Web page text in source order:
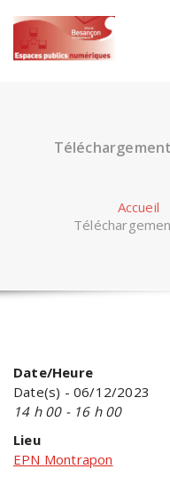
content
Accueil
Date/Heure
Date(s) - 06/12/2023
14 h 00 - 16 h 00
Lieu
EPN Montrapon